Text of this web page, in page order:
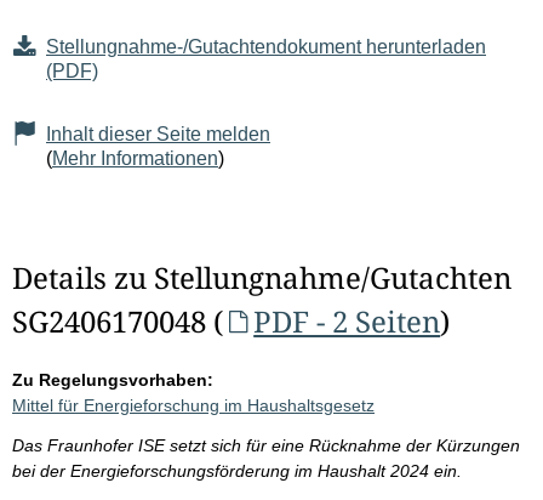
Seiteninhalt
Stellungnahme-/Gutachtendokument herunterladen
(PDF)
Inhalt dieser Seite melden
(Mehr Informationen)
Details zu Stellungnahme/Gutachten
SG2406170048 (
PDF - 2 Seiten)
Zu Regelungsvorhaben:
Mittel für Energieforschung im Haushaltsgesetz
Das Fraunhofer ISE setzt sich für eine Rücknahme der Kürzungen
bei der Energieforschungsförderung im Haushalt 2024 ein.